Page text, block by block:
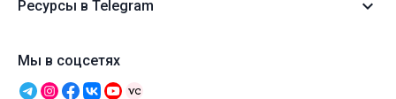
Ресурсы в Telegram
Мы в соцсетях